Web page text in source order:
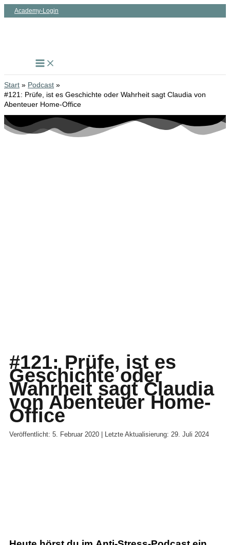
ZumAcademy-Login
Start
Podcast
#121: Prüfe, ist es Geschichte oder Wahrheit sagt Claudia von
Abenteuer Home-Office
#121: Prüfe, ist es
Geschichte oder
Wahrheit sagt Claudia
von Abenteuer Home-
Office
Veröffentlicht: 5. Februar 2020 | Letzte Aktualisierung: 29. Juli 2024